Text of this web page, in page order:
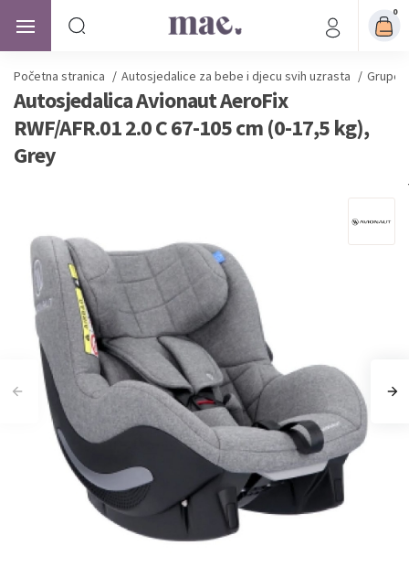
0
Početna stranica / Autosjedalice za bebe i djecu svih uzrasta / Grupe
Autosjedalica Avionaut AeroFix
RWF/AFR.01 2.0 C 67-105 cm (0-17,5 kg),
Grey